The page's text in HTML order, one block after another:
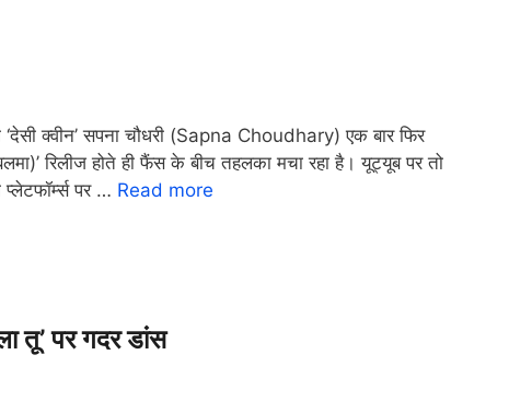
क्वीन’ सपना चौधरी (Sapna Choudhary) एक बार फिर
रिलीज होते ही फैंस के बीच तहलका मचा रहा है। यूट्यूब पर तो
पर … Read more
तू’ पर गदर डांस